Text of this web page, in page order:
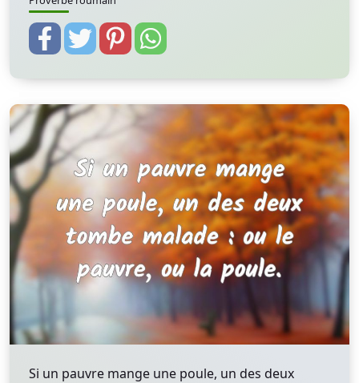
Si un pauvre mange une poule, un des deux